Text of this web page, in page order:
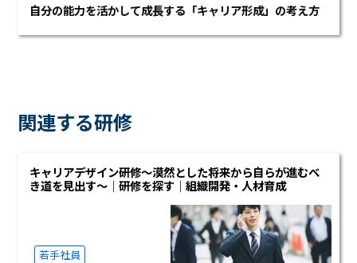
自分の能力を活かして成長する「キャリア形成」の考え方
関連する研修
キャリアデザイン研修～漠然とした将来から自らが進むべ
き道を見出す～｜研修を探す｜組織開発・人材育成
若手社員